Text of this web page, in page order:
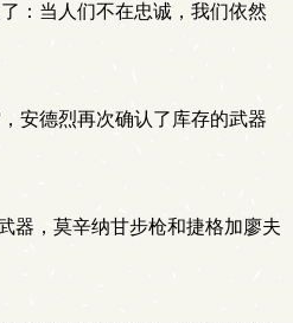
：当人们不在忠诚，我们依然
安德烈再次确认了库存的武器
器，莫辛纳甘步枪和捷格加廖夫